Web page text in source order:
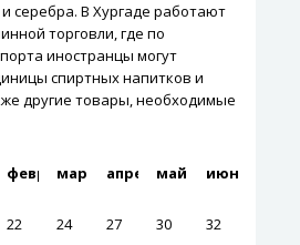
серебра. В Хургаде работают
торговли, где по
иностранцы могут
спиртных напитков и
другие товары, необходимые
февральмарт апрельмай июнь
22 24 27 30
32